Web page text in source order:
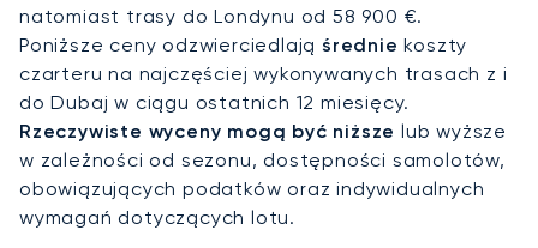
willi na Palmie Jumeirah, skracając czas podróży i
oferując panoramiczne widoki na miasto.
Z dwudziestoletnim doświadczeniem, LunaJets był
pierwszym europejskim brokerem czarterowym,
który otrzymał certyfikat Argus®, co stanowi
uznanie dla rygorystycznych norm
bezpieczeństwa i jakości usług. W Dubaju nasza
wiedza specjalistyczna gwarantuje niezawodną
natomiast trasy do Londynu od 58 900 €.
Poniższe ceny odzwierciedlają średnie koszty
czarteru na najczęściej wykonywanych trasach z i
do Dubaj w ciągu ostatnich 12 miesięcy.
Rzeczywiste wyceny mogą być niższe lub wyższe
w zależności od sezonu, dostępności samolotów,
obowiązujących podatków oraz indywidualnych
wymagań dotyczących lotu.